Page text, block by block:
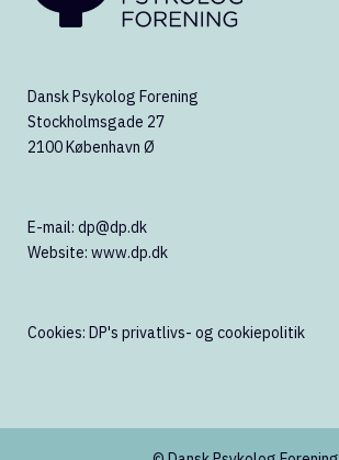
Dansk Psykolog Forening
Stockholmsgade 27
2100 København Ø
E-mail: dp@dp.dk
Website: www.dp.dk
Cookies: DP's privatlivs- og cookiepolitik